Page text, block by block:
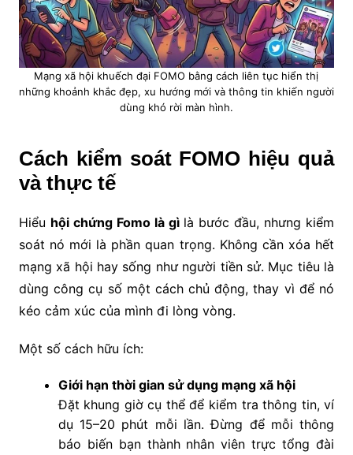
Mạng xã hội khuếch đại FOMO bằng cách liên tục hiển thị
những khoảnh khắc đẹp, xu hướng mới và thông tin khiến người
dùng khó rời màn hình.
Cách kiểm soát FOMO hiệu quả
và thực tế
Hiểu hội chứng Fomo là gìlà bước đầu, nhưng kiểm
soát nó mới là phần quan trọng. Không cần xóa hết
mạng xã hội hay sống như người tiền sử. Mục tiêu là
dùng công cụ số một cách chủ động, thay vì để nó
kéo cảm xúc của mình đi lòng vòng.
Một số cách hữu ích:
Giới hạn thời gian sử dụng mạng xã hội
Đặt khung giờ cụ thể để kiểm tra thông tin, ví
dụ 15–20 phút mỗi lần. Đừng để mỗi thông
báo biến bạn thành nhân viên trực tổng đài